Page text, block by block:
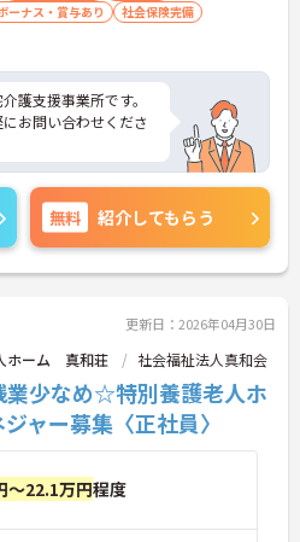
ーナス・賞与あり
社会保険完備
護支援事業所です。
お問い合わせくださ
無料 紹介してもらう
更新日：2026年04月30日
ホーム 真和荘 社会福祉法人真和会
業少なめ☆特別養護老人ホ
ャー募集〈正社員〉
～22.1万円程度